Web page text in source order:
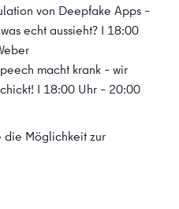
von Deepfake Apps –
echt aussieht? I 18:00
macht krank – wir
I 18:00 Uhr – 20:00
die Möglichkeit zur